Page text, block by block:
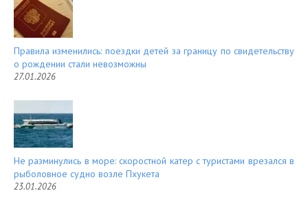
Правила изменились: поездки детей за границу по свидетельству
о рождении стали невозможны
27.01.2026
Не разминулись в море: скоростной катер с туристами врезался в
рыболовное судно возле Пхукета
23.01.2026